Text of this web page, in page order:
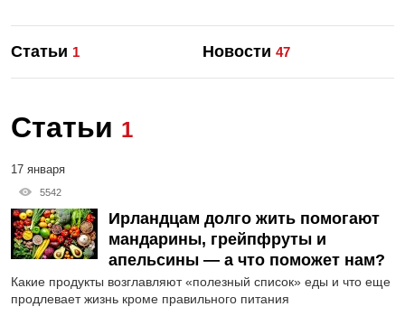
Статьи 1 Новости 47
Статьи 1
17 января
5542
Ирландцам долго жить помогают
мандарины, грейпфруты и
апельсины — а что поможет нам?
Какие продукты возглавляют «полезный список» еды и что еще
продлевает жизнь кроме правильного питания